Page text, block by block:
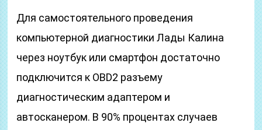
Для самостоятельного проведения
компьютерной диагностики Лады Калина
через ноутбук или смартфон достаточно
подключится к OBD2 разъему
диагностическим адаптером и
автосканером. В 90% процентах случаев